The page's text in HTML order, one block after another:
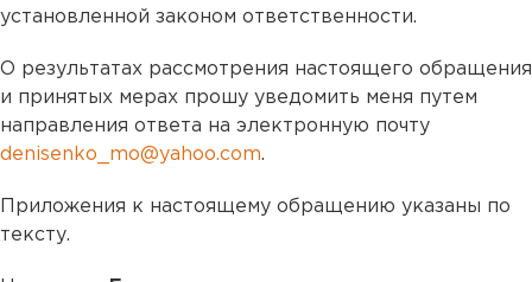
установленной законом ответственности.
О результатах рассмотрения настоящего обращения
и принятых мерах прошу уведомить меня путем
направления ответа на электронную почту
denisenko_mo@yahoo.com.
Приложения к настоящему обращению указаны по
тексту.